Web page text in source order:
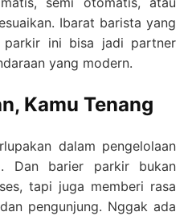
Ibarat barista yang
parkir ini bisa jadi partner
yang modern.
Kamu Tenang
dalam pengelolaan
. Dan barier parkir bukan
tapi juga memberi rasa
pengunjung. Nggak ada